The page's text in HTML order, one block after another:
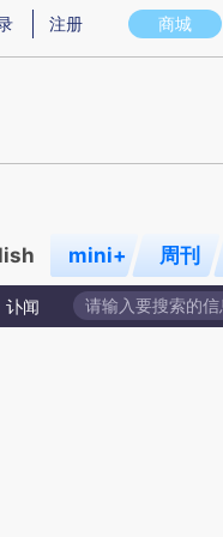
图存在偏差。不代表财新观点
商城
注册
mini+ 周刊
讣闻